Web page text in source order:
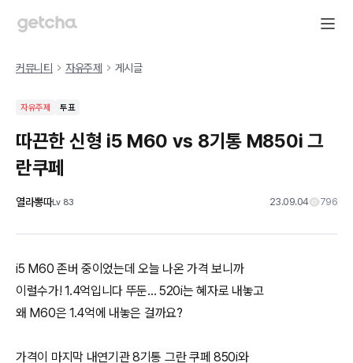
커뮤니티 자유주제 게시글
자유주제 투표
따끈한 신형 i5 M60 vs 8기통 M850i 그
란쿠페
열라뽕따Lv 83 23.09.04 796
i5 M60 존버 중이었는데 오늘 나온 가격 보니까
이럴수가! 1.4억입니다 뚜둔... 520i는 혜자로 내놓고
왜 M60은 1.4억에 내놓은 걸까요?
가격이 마지막 내연기관 8기통 그란 쿠페 850i와